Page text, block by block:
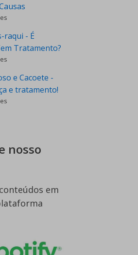
raqui - É
Tratamento?
e Cacoete -
e tratamento!
nosso
em